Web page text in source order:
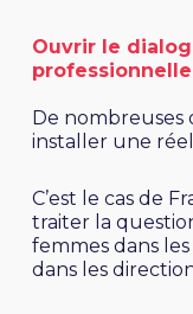
Ouvrir le
professionnelle
De nombreuses
installer une
C’est le cas de
traiter la
femmes dans
dans les